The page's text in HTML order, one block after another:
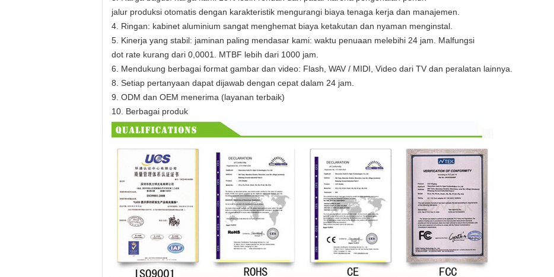
jalur produksi otomatis dengan karakteristik mengurangi biaya tenaga kerja dan manajemen.
4. Ringan: kabinet aluminium sangat menghemat biaya ketakutan dan nyaman menginstal.
5. Kinerja yang stabil: jaminan paling mendasar kami: waktu penuaan melebihi 24 jam. Malfungsi
dot rate kurang dari 0,0001. MTBF lebih dari 1000 jam.
6. Mendukung berbagai format gambar dan video: Flash, WAV / MIDI, Video dari TV dan peralatan lainnya.
8. Setiap pertanyaan dapat dijawab dengan cepat dalam 24 jam.
9. ODM dan OEM menerima (layanan terbaik)
10. Berbagai produk